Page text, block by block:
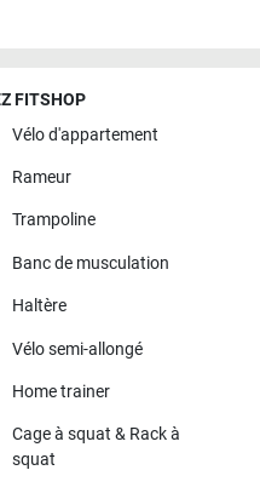
FITSHOP
Vélo d'appartement
Rameur
Trampoline
Banc de musculation
Haltère
Vélo semi-allongé
Home trainer
Cage à squat & Rack à
squat